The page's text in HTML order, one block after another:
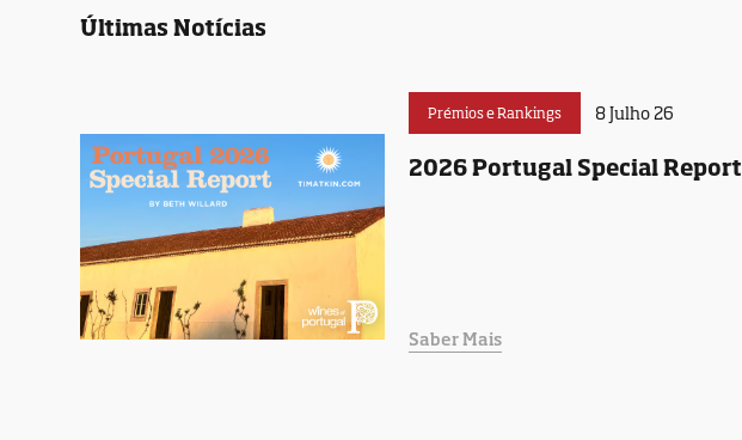
Últimas Notícias
Prémios e Rankings 8 Julho 26
2026 Portugal Special Report
Saber Mais